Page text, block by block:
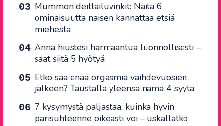
Mummon deittailuvinkit: Näitä 6
ominaisuutta naisen kannattaa etsiä
miehestä
Anna hiustesi harmaantua luonnollisesti –
saat siitä 5 hyötyä
Etkö saa enää orgasmia vaihdevuosien
jälkeen? Taustalla yleensä nämä 4 syytä
7 kysymystä paljastaa, kuinka hyvin
parisuhteenne oikeasti voi – uskallatko